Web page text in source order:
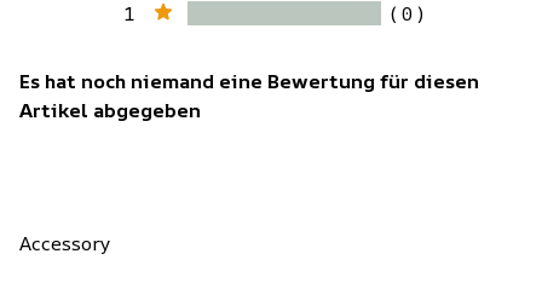
1
( 0 )
Es hat noch niemand eine Bewertung für diesen
Artikel abgegeben
Accessory